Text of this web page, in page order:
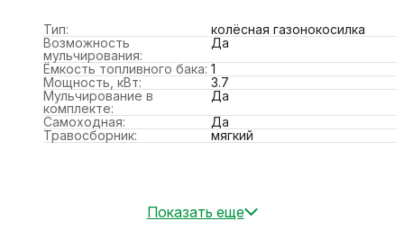
Тип:
колёсная газонокосилка
Возможность
мульчирования:
Да
Ёмкость топливного бака: 1
Мощность, кВт:
3.7
Мульчирование в
комплекте:
Да
Самоходная:
Да
Травосборник:
мягкий
Показать еще